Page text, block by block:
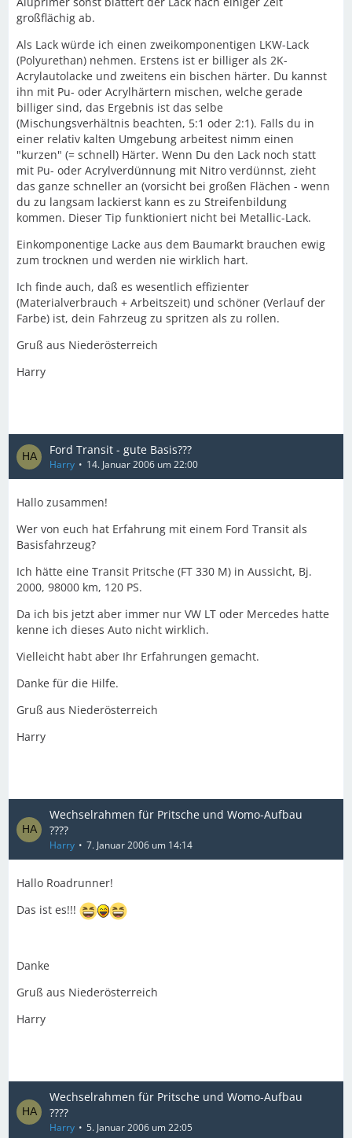
großflächig ab.
Als Lack würde ich einen zweikomponentigen LKW-Lack
(Polyurethan) nehmen. Erstens ist er billiger als 2K-
Acrylautolacke und zweitens ein bischen härter. Du kannst
ihn mit Pu- oder Acrylhärtern mischen, welche gerade
billiger sind, das Ergebnis ist das selbe
(Mischungsverhältnis beachten, 5:1 oder 2:1). Falls du in
einer relativ kalten Umgebung arbeitest nimm einen
"kurzen" (= schnell) Härter. Wenn Du den Lack noch statt
mit Pu- oder Acrylverdünnung mit Nitro verdünnst, zieht
das ganze schneller an (vorsicht bei großen Flächen - wenn
du zu langsam lackierst kann es zu Streifenbildung
kommen. Dieser Tip funktioniert nicht bei Metallic-Lack.
Einkomponentige Lacke aus dem Baumarkt brauchen ewig
zum trocknen und werden nie wirklich hart.
Ich finde auch, daß es wesentlich effizienter
(Materialverbrauch + Arbeitszeit) und schöner (Verlauf der
Farbe) ist, dein Fahrzeug zu spritzen als zu rollen.
Gruß aus Niederösterreich
Harry
Ford Transit - gute Basis???
Harry 14. Januar 2006 um 22:00
Hallo zusammen!
Wer von euch hat Erfahrung mit einem Ford Transit als
Basisfahrzeug?
Ich hätte eine Transit Pritsche (FT 330 M) in Aussicht, Bj.
2000, 98000 km, 120 PS.
Da ich bis jetzt aber immer nur VW LT oder Mercedes hatte
kenne ich dieses Auto nicht wirklich.
Vielleicht habt aber Ihr Erfahrungen gemacht.
Danke für die Hilfe.
Gruß aus Niederösterreich
Harry
Wechselrahmen für Pritsche und Womo-Aufbau
????
Harry 7. Januar 2006 um 14:14
Hallo Roadrunner!
Das ist es!!!
Danke
Gruß aus Niederösterreich
Harry
Wechselrahmen für Pritsche und Womo-Aufbau
????
Harry 5. Januar 2006 um 22:05